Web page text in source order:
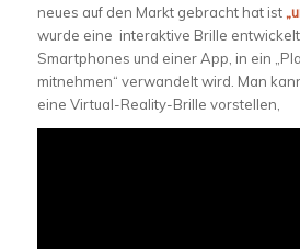
neues auf den Markt gebracht hat ist
wurde eine interaktive Brille
Smartphones und einer App, in ein
mitnehmen“ verwandelt wird. Man
eine Virtual-Reality-Brille vorstellen,